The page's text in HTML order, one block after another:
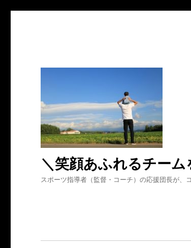
＼笑顔あふれるチー
スポーツ指導者（監督・コーチ）の応援団長が、